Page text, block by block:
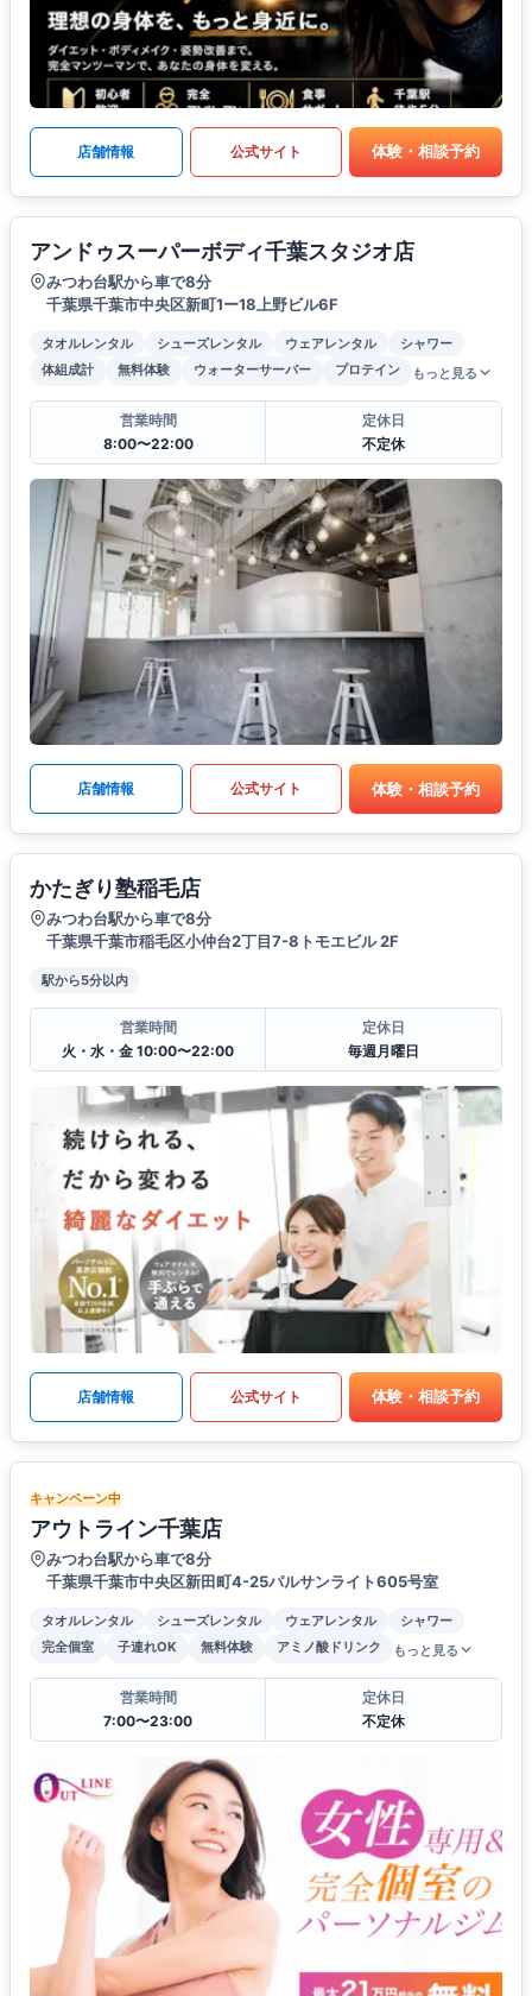
店舗情報 公式サイト 体験・相談予約
アンドゥスーパーボディ千葉スタジオ店
みつわ台駅から車で8分
千葉県千葉市中央区新町1ー18上野ビル6F
タオルレンタル シューズレンタル ウェアレンタル
シャワー
体組成計
無料体験 ウォーターサーバー プロテイン もっと見る
営業時間
8:00〜22:00
定休日
不定休
店舗情報 公式サイト 体験・相談予約
かたぎり塾稲毛店
みつわ台駅から車で8分
千葉県千葉市稲毛区小仲台2丁目7-8トモエビル 2F
駅から5分以内
営業時間
火・水・金 10:00〜22:00
定休日
毎週月曜日
店舗情報 公式サイト 体験・相談予約
キャンペーン中
アウトライン千葉店
みつわ台駅から車で8分
千葉県千葉市中央区新田町4-25パルサンライト605号室
タオルレンタル シューズレンタル ウェアレンタル
シャワー
完全個室
子連れOK 無料体験 アミノ酸ドリンク もっと見る
営業時間
7:00〜23:00
定休日
不定休